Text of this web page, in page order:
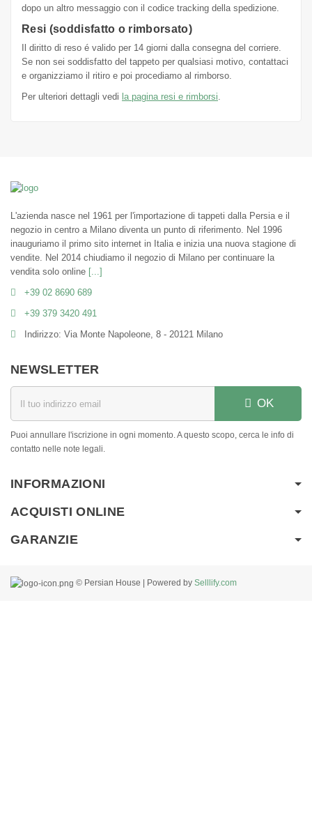
dopo un altro messaggio con il codice tracking della spedizione.
Resi (soddisfatto o rimborsato)
Il diritto di reso é valido per 14 giorni dalla consegna del corriere.
Se non sei soddisfatto del tappeto per qualsiasi motivo, contattaci
e organizziamo il ritiro e poi procediamo al rimborso.
Per ulteriori dettagli vedi la pagina resi e rimborsi
L'azienda nasce nel 1961 per l'importazione di tappeti dalla Persia e il
negozio in centro a Milano diventa un punto di riferimento. Nel 1996
inauguriamo il primo sito internet in Italia e inizia una nuova stagione di
vendite. Nel 2014 chiudiamo il negozio di Milano per continuare la
vendita solo online [...]
+39 02 8690 689
+39 379 3420 491
Indirizzo: Via Monte Napoleone, 8 - 20121 Milano
NEWSLETTER
OK
Puoi annullare l'iscrizione in ogni momento. A questo scopo, cerca le info di
contatto nelle note legali.
INFORMAZIONI
ACQUISTI ONLINE
GARANZIE
© Persian House | Powered by Selllify.com